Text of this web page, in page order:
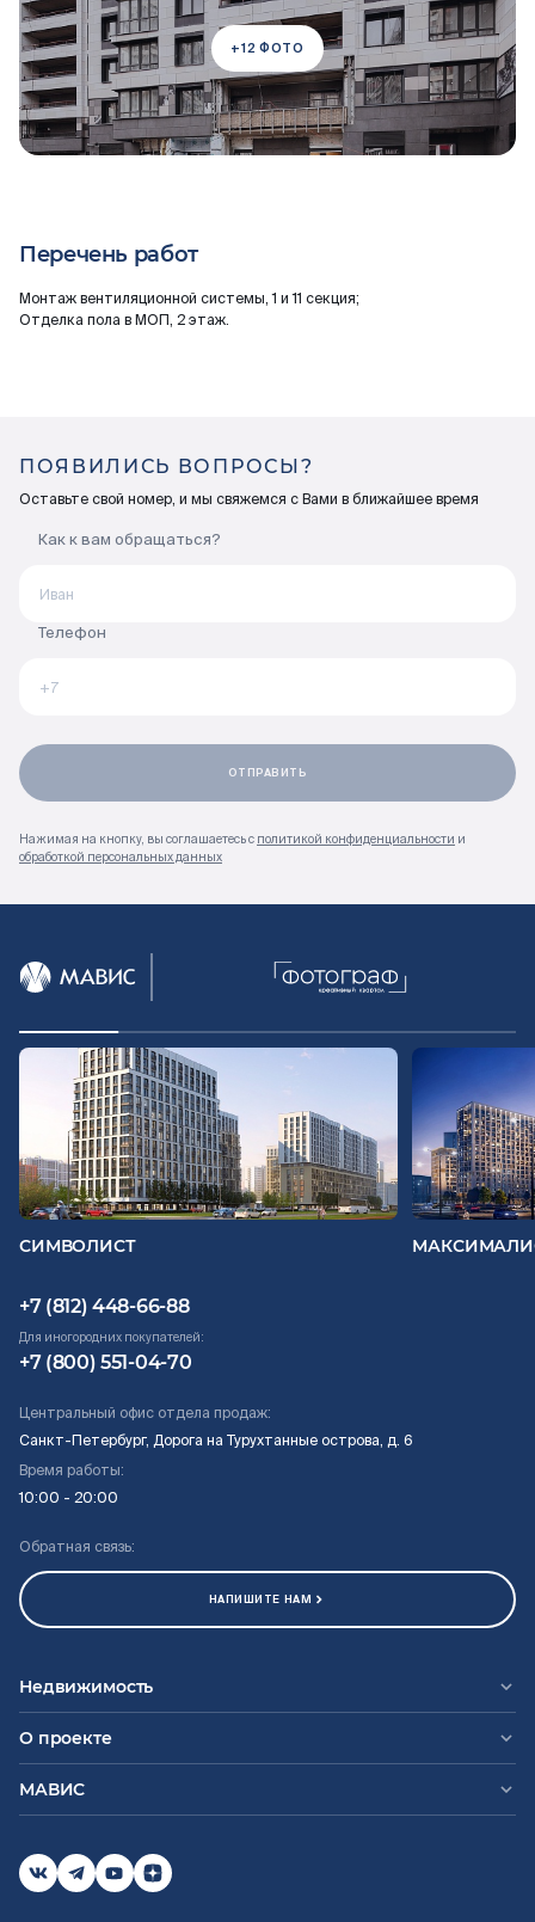
+12 ФОТО
Перечень работ
Монтаж вентиляционной системы, 1 и 11 секция;
Отделка пола в МОП, 2 этаж.
ПОЯВИЛИСЬ ВОПРОСЫ?
Оставьте свой номер, и мы свяжемся с Вами в ближайшее время
Как к вам обращаться?
Телефон
Нажимая на кнопку, вы соглашаетесь с политикой конфиденциальности и
обработкой персональных данных
СИМВОЛИСТ
+7 (812) 448-66-88
Для иногородних покупателей:
+7 (800) 551-04-70
Центральный офис отдела продаж:
Санкт-Петербург, Дорога на Турухтанные острова, д. 6
Время работы:
10:00 - 20:00
Обратная связь:
НАПИШИТЕ НАМ
Недвижимость
О проекте
МАВИС